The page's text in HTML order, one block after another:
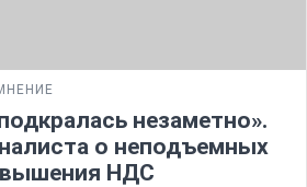
незаметно».
о неподъемных
НДС